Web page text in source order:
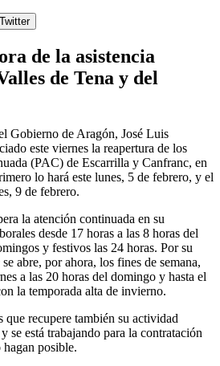
Twitter
de la asistencia
de Tena y del
Gobierno de Aragón, José Luis
este viernes la reapertura de los
(PAC) de Escarrilla y Canfranc, en
lo hará este lunes, 5 de febrero, y el
9 de febrero.
la atención continuada en su
desde 17 horas a las 8 horas del
y festivos las 24 horas. Por su
abre, por ahora, los fines de semana,
a las 20 horas del domingo y hasta el
la temporada alta de invierno.
recupere también su actividad
se está trabajando para la contratación
posible.